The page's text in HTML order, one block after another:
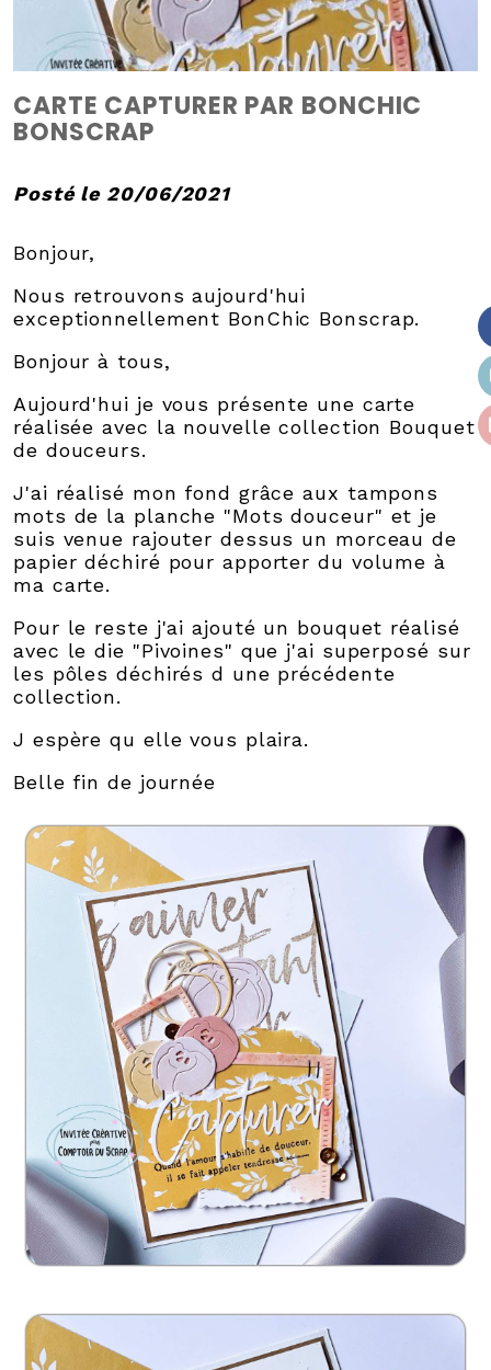
CARTE CAPTURER PAR BONCHIC
BONSCRAP
Posté le 20/06/2021
Bonjour,
Nous retrouvons aujourd'hui
exceptionnellement BonChic Bonscrap.
Bonjour à tous,
Aujourd'hui je vous présente une carte
réalisée avec la nouvelle collection Bouquet
de douceurs.
J'ai réalisé mon fond grâce aux tampons
mots de la planche "Mots douceur" et je
suis venue rajouter dessus un morceau de
papier déchiré pour apporter du volume à
ma carte.
Pour le reste j'ai ajouté un bouquet réalisé
avec le die "Pivoines" que j'ai superposé sur
les pôles déchirés d une précédente
collection.
J espère qu elle vous plaira.
Belle fin de journée